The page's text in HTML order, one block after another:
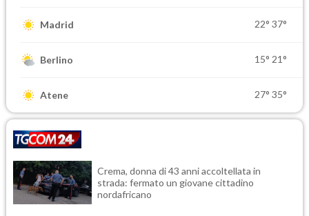
Madrid 22° 37°
Berlino 15° 21°
Atene 27° 35°
Crema, donna di 43 anni accoltellata in
strada: fermato un giovane cittadino
nordafricano